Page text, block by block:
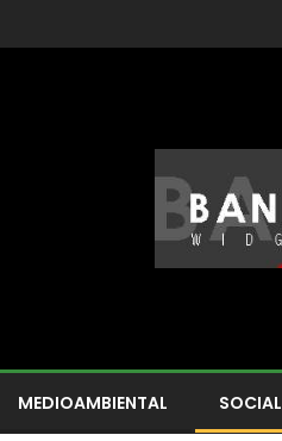
MEDIOAMBIENTAL SOCIAL